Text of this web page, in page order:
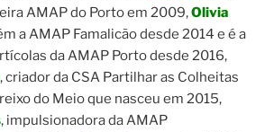
AMAP do Porto em 2009,Olivia
a AMAP Famalicão desde 2014 e é a
da AMAP Porto desde 2016,
, criador da CSA Partilhar as Colheitas
do Meio que nasceu em 2015,
, impulsionadora da AMAP